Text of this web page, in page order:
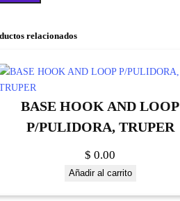
relacionados
BASE HOOK AND LOOP
P/PULIDORA, TRUPER
$ 0.00
Añadir al carrito